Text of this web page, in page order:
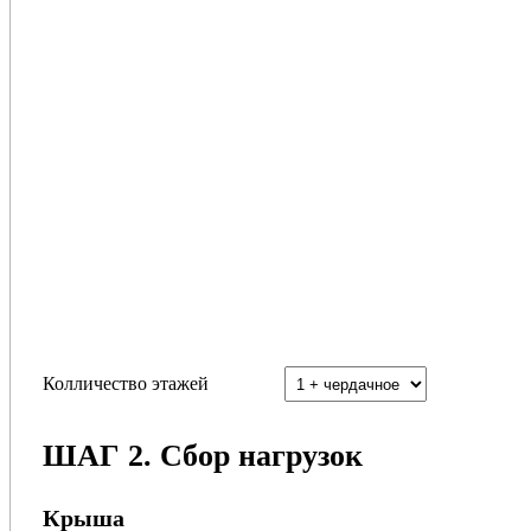
Колличество этажей
ШАГ 2. Сбор нагрузок
Крыша